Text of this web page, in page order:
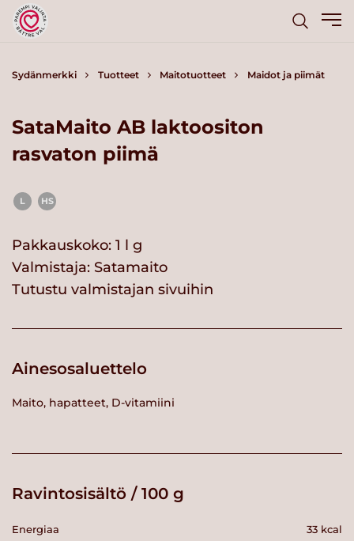
Sydänmerkki Tuotteet Maitotuotteet Maidot ja piimät
SataMaito AB laktoositon
rasvaton piimä
L HS
Pakkauskoko: 1 l g
Valmistaja: Satamaito
Tutustu valmistajan sivuihin
Ainesosaluettelo
Maito, hapatteet, D-vitamiini
Ravintosisältö / 100 g
Energiaa 33 kcal